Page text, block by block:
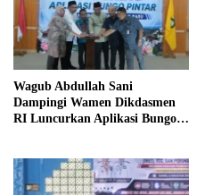
Wagub Abdullah Sani
Dampingi Wamen Dikdasmen
RI Luncurkan Aplikasi Bungo